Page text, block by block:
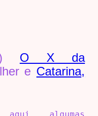
O X da
e Catarina,
aqui algumas